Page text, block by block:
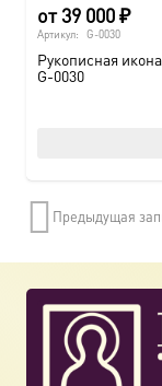
от39 000₽
Артикул: G-0030
Рукописная
G-0030
Предыдущая